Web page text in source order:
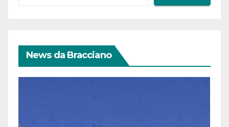
News da Bracciano